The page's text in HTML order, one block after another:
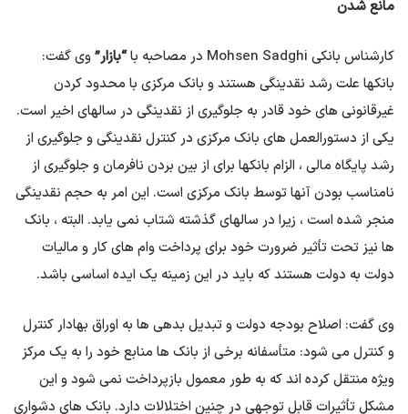
مانع شدن
کارشناس بانکی Mohsen Sadghi در مصاحبه با “بازار”وی گفت:
بانکها علت رشد نقدینگی هستند و بانک مرکزی با محدود کردن
غیرقانونی های خود قادر به جلوگیری از نقدینگی در سالهای اخیر است.
یکی از دستورالعمل های بانک مرکزی در کنترل نقدینگی و جلوگیری از
رشد پایگاه مالی ، الزام بانکها برای از بین بردن نافرمان و جلوگیری از
نامناسب بودن آنها توسط بانک مرکزی است. این امر به حجم نقدینگی
منجر شده است ، زیرا در سالهای گذشته شتاب نمی یابد. البته ، بانک
ها نیز تحت تأثیر ضرورت خود برای پرداخت وام های کار و مالیات
دولت به دولت هستند که باید در این زمینه یک ایده اساسی باشد.
وی گفت: اصلاح بودجه دولت و تبدیل بدهی ها به اوراق بهادار کنترل
و کنترل می شود: متأسفانه برخی از بانک ها منابع خود را به یک مرکز
ویژه منتقل کرده اند که به طور معمول بازپرداخت نمی شود و این
مشکل تأثیرات قابل توجهی در چنین اختلالات دارد. بانک های دشواری